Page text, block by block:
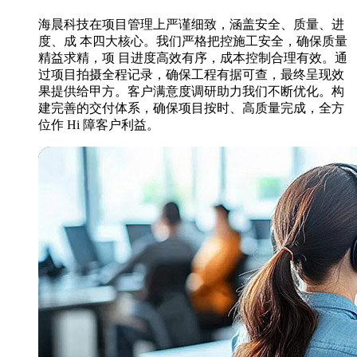
海晨科技在项目管理上严谨细致，涵盖安全、质量、进
度、成 本四大核心。我们严格把控施工安全，确保质量
精益求精，项 目进度高效有序，成本控制合理有效。通
过项目拍摄全程记录，确保工程有据可查，最终呈现效
果提供给甲方。客户满意度调研助力我们不断优化。构
建完善的交付体系，确保项目按时、高质量完成，全方
位作 Hi 障客户利益。